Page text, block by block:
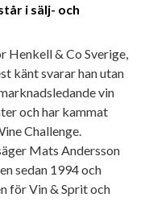
i sälj- och
Henkell & Co Sverige,
känt svarar han utan
vin
och har kammat
Challenge.
Mats Andersson
sedan 1994 och
för Vin & Sprit och